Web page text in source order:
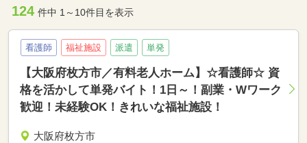
124 件中 1～10件目を表示
看護師 福祉施設 派遣 単発
【大阪府枚方市／有料老人ホーム】☆看護師☆ 資
格を活かして単発バイト！1日～！副業・Wワーク
歓迎！未経験OK！きれいな福祉施設！
大阪府枚方市